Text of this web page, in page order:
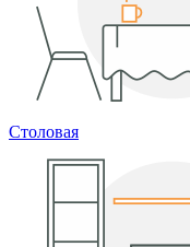
Столовая